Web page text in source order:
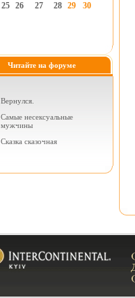
25 26 27 28 29
30
Читайте на форуме
Вернулся.
Самые несексуальные
мужчины
Cказка сказочная